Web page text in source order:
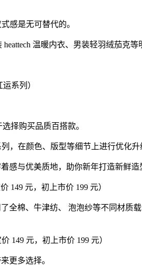
感是无可替代的。
温暖内衣、男装轻羽绒茄克等
系列）
择购买品质百搭款。
，在颜色、版型等细节上进行优化
感与优美质地，助你新年打造新鲜造
149 元，初上市价 199 元）
全棉、牛津纺、 泡泡纱等不同材质
149 元，初上市价 199 元）
更多选择。